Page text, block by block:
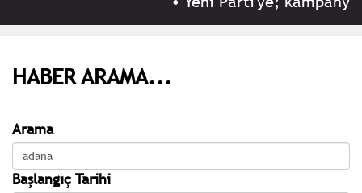
HABER ARAMA...
Arama
Başlangıç Tarihi